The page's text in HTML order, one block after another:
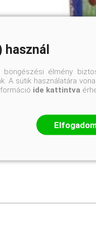
használ
élmény
A sütik használatára
ide kattintva